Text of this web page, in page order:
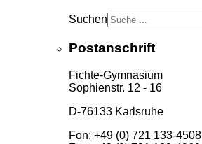
Suchen
Postanschrift
Fichte-Gymnasium
Sophienstr. 12 - 16
D-76133 Karlsruhe
Fon: +49 (0) 721 133-4508